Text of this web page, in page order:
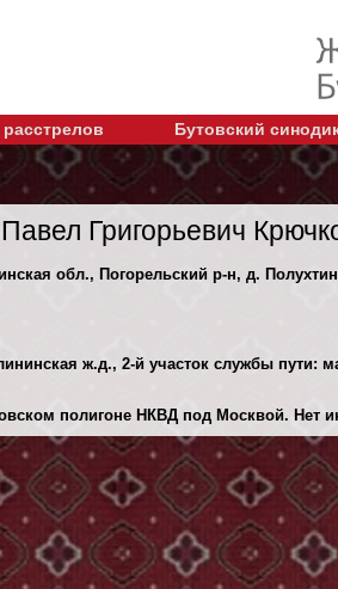
Бутовский
Павел Григорьевич
обл., Погорельский р-н, д.
ж.д., 2-й участок службы пути:
полигоне НКВД под Москвой. Нет